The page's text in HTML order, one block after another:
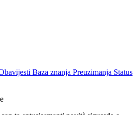
Baza znanja Preuzimanja Status